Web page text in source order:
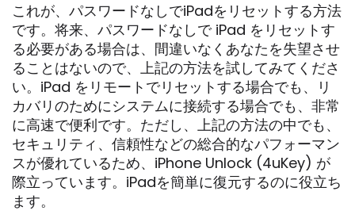
これが、パスワードなしでiPadをリセットする方法
です。将来、パスワードなしで iPad をリセットす
る必要がある場合は、間違いなくあなたを失望させ
ることはないので、上記の方法を試してみてくださ
い。iPad をリモートでリセットする場合でも、リ
カバリのためにシステムに接続する場合でも、非常
に高速で便利です。ただし、上記の方法の中でも、
セキュリティ、信頼性などの総合的なパフォーマン
スが優れているため、iPhone Unlock (4uKey) が
際立っています。iPadを簡単に復元するのに役立ち
ます。